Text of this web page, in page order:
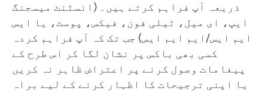
ذریعہ آپ فراہم کرتے ہیں۔ (انسٹنٹ میسجنگ
ایپ، ای میل، ٹیلی فون، فیکس، پوسٹ، یا ایس
ایم ایس/ایم ایم ایس) جب تک کہ آپ فراہم کردہ
کسی بھی باکس پر نشان لگا کر اس طرح کے
پیغامات وصول کرنے پر اعتراض ظاہر نہ کریں
یا اپنی ترجیحات کا اظہار کرنے کے لیے براہ